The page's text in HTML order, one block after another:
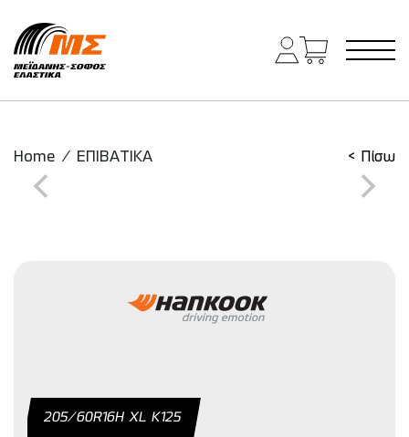
Main Navigation
Home / ΕΠΙΒΑΤΙΚΑ < Πίσω
205/60R16Η XL Κ125